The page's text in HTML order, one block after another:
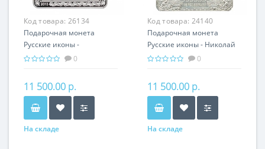
Код товара: 26134
Подарочная монета
Русские иконы -
Неупиваемая чаша
православный подарок
0
11 500.00 р.
На складе
Код товара: 24140
Подарочная монета
Русские иконы - Николай
Чудотворец серебро 25.00
подарок
0
11 500.00 р.
На складе